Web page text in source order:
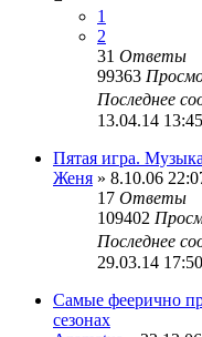
1
2
31 Ответы
99363
Последнее
13.04.14 13:45
Пятая игра.
Женя » 8.10.06
17 Ответы
109402
Последнее
29.03.14 17:50
Самые феерично
сезонах